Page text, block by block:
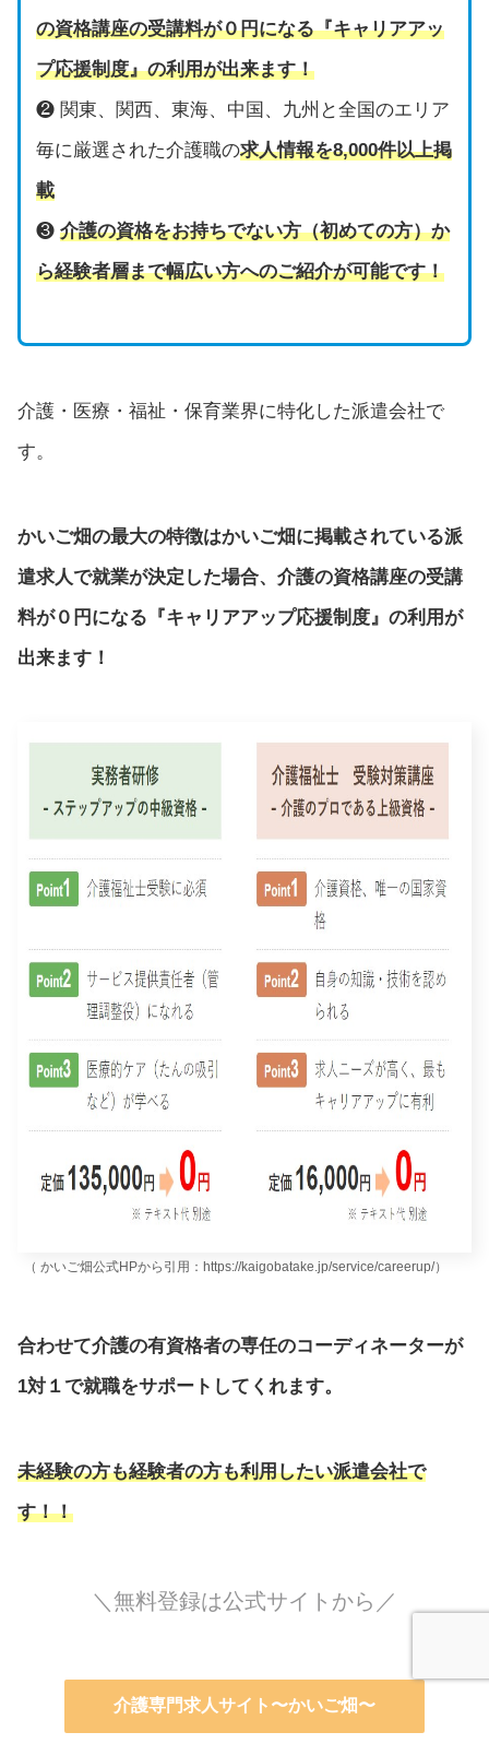
の資格講座の受講料が０円になる『キャリアアッ
プ応援制度』の利用が出来ます！
❷ 関東、関西、東海、中国、九州と全国のエリア
毎に厳選された介護職の求人情報を8,000件以上掲
載
❸ 介護の資格をお持ちでない方（初めての方）か
ら経験者層まで幅広い方へのご紹介が可能です！
介護・医療・福祉・保育業界に特化した派遣会社で
す。
かいご畑の最大の特徴はかいご畑に掲載されている派
遣求人で就業が決定した場合、介護の資格講座の受講
料が０円になる『キャリアアップ応援制度』の利用が
出来ます！
（ かいご畑公式HPから引用：https://kaigobatake.jp/service/careerup/）
合わせて介護の有資格者の専任のコーディネーターが
1対１で就職をサポートしてくれます。
未経験の方も経験者の方も利用したい派遣会社で
す！！
＼無料登録は公式サイトから／
介護専門求人サイト〜かいご畑〜